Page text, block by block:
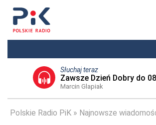
Słuchaj teraz
Zawsze Dzień Dobry do
Marcin Glapiak
Polskie Radio PiK Najnowsze